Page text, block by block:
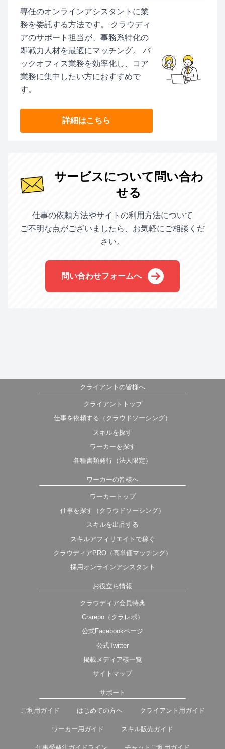
専任のオンラインアシスタントに業
務を委託する方法です。 クラウディ
アのサポート担当が、事務系特化の
即戦力人材を最適にマッチング。 バ
ックオフィス業務を効率化し、コア
業務に集中したい方におすすめで
す。
詳細はこちら
サービスについて問い合わ
せる
仕事の依頼方法やサイトの利用方法について
ご不明な点がございましたら、お気軽にご相談くだ
さい。
問い合わせフォームへ
クライアントの皆様へ
クライアントトップ
仕事を依頼する（クラウドソーシング）
スキルを探す
ワーカーを探す
各種書類発行（法人限定）
ワーカーの皆様へ
ワーカートップ
仕事を探す（クラウドソーシング）
スキルを出品する
スキルアフィリエイトで稼ぐ
クラウディアPRO（高単価マッチング）
採用オンラインアシスタント
お役立ち情報
クラウディア会員特典
Crarepo（クラレポ）
公式Facebookページ
公式Twitter
掲載メディア様一覧
サイトマップ
サポート
ご利用ガイド はじめての方へ クライアント用ガイド
ワーカー用ガイド スキル販売ガイド